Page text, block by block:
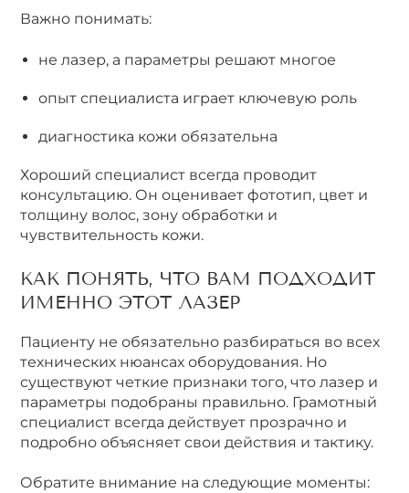
Важно понимать:
не лазер, а параметры решают многое
опыт специалиста играет ключевую роль
диагностика кожи обязательна
Хороший специалист всегда проводит
консультацию. Он оценивает фототип, цвет и
толщину волос, зону обработки и
чувствительность кожи.
КАК ПОНЯТЬ, ЧТО ВАМ ПОДХОДИТ
ИМЕННО ЭТОТ ЛАЗЕР
Пациенту не обязательно разбираться во всех
технических нюансах оборудования. Но
существуют четкие признаки того, что лазер и
параметры подобраны правильно. Грамотный
специалист всегда действует прозрачно и
подробно объясняет свои действия и тактику.
Обратите внимание на следующие моменты: